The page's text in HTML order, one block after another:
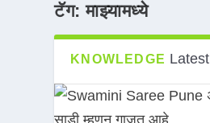
टॅग:माझ्यामध्ये
KNOWLEDGE Latest